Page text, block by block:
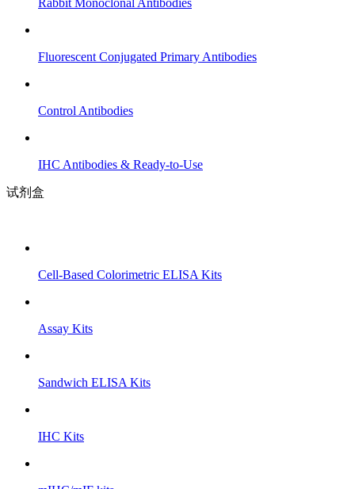
Fluorescent Conjugated Primary Antibodies
Control Antibodies
IHC Antibodies & Ready-to-Use
试剂盒
Cell-Based Colorimetric ELISA Kits
Assay Kits
Sandwich ELISA Kits
IHC Kits